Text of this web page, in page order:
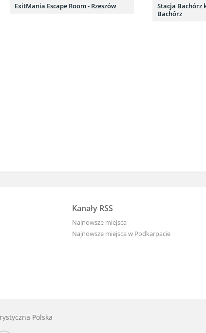
ExitMania Escape Room - Rzeszów
Stacja Bachórz
Bachórz
Kanały RSS
Najnowsze miejsca
Najnowsze miejsca w Podkarpacie
Polska